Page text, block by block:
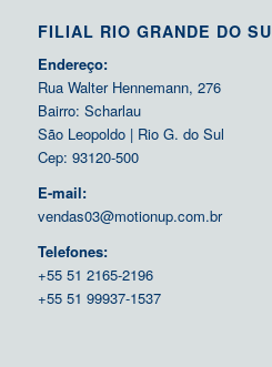
FILIAL RIO GRANDE DO
Endereço:
Rua Walter Hennemann, 276
Bairro: Scharlau
São Leopoldo | Rio G. do Sul
Cep: 93120-500
E-mail:
vendas03@motionup.com.br
Telefones:
+55 51 2165-2196
+55 51 99937-1537